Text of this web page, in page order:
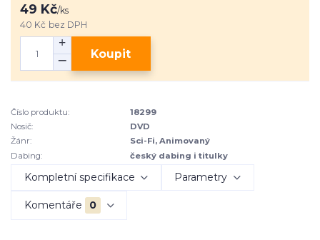
49 Kč/ks
40 Kč bez DPH
Koupit
Číslo produktu:
18299
Nosič:
DVD
Žánr:
Sci-Fi, Animovaný
Dabing:
český dabing i titulky
Kompletní specifikace Parametry
Komentáře 0